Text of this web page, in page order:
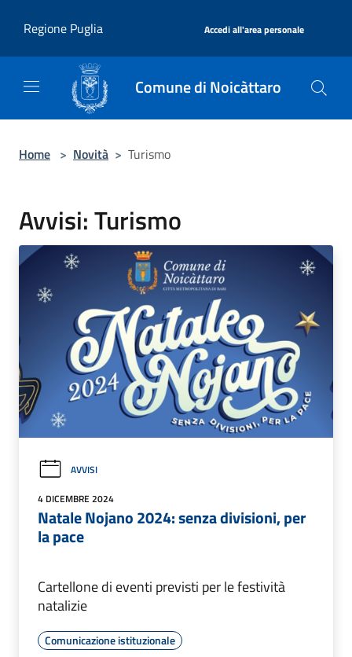
Regione Puglia
Accedi all'area personale
Comune di Noicàttaro
Home > Novità > Turismo
Avvisi: Turismo
AVVISI
4 DICEMBRE 2024
Natale Nojano 2024: senza divisioni, per
la pace
Cartellone di eventi previsti per le festività
natalizie
Comunicazione istituzionale